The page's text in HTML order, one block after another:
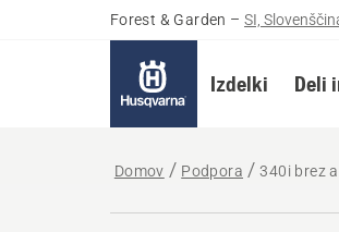
Forest & Garden – SI,
Izdelki Deli
Domov Podpora 340i brez